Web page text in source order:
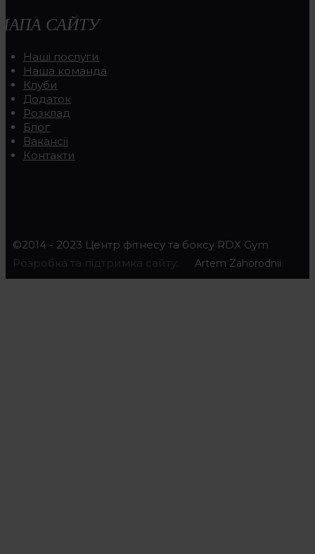
САЙТУ
Наші послуги
Наша команда
Клуби
Додаток
Розклад
Блог
Вакансії
Контакти
©2014 - 2023 Центр фітнесу та боксу RDX Gym
Розробка та підтримка сайту:
Artem Zahorodnii